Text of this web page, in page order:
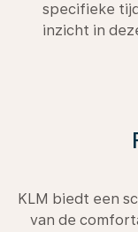
specifieke
inzicht in
KLM biedt een
van de